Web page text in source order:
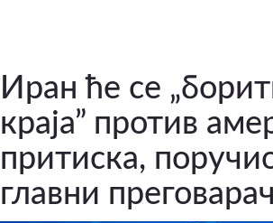
Иран ће се
краја” против
притиска,
главни преговарач